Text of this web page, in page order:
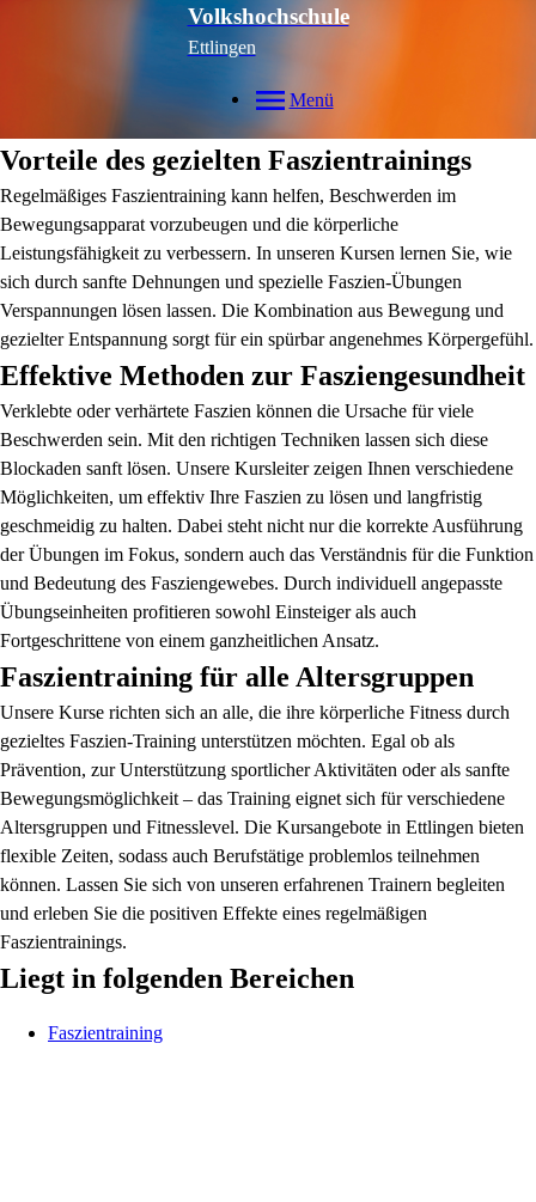
Volkshochschule
Ettlingen
Menü
Vorteile des gezielten Faszientrainings
Regelmäßiges Faszientraining kann helfen, Beschwerden im
Bewegungsapparat vorzubeugen und die körperliche
Leistungsfähigkeit zu verbessern. In unseren Kursen lernen Sie, wie
sich durch sanfte Dehnungen und spezielle Faszien-Übungen
Verspannungen lösen lassen. Die Kombination aus Bewegung und
gezielter Entspannung sorgt für ein spürbar angenehmes Körpergefühl.
Effektive Methoden zur Fasziengesundheit
Verklebte oder verhärtete Faszien können die Ursache für viele
Beschwerden sein. Mit den richtigen Techniken lassen sich diese
Blockaden sanft lösen. Unsere Kursleiter zeigen Ihnen verschiedene
Möglichkeiten, um effektiv Ihre Faszien zu lösen und langfristig
geschmeidig zu halten. Dabei steht nicht nur die korrekte Ausführung
der Übungen im Fokus, sondern auch das Verständnis für die Funktion
und Bedeutung des Fasziengewebes. Durch individuell angepasste
Übungseinheiten profitieren sowohl Einsteiger als auch
Fortgeschrittene von einem ganzheitlichen Ansatz.
Faszientraining für alle Altersgruppen
Unsere Kurse richten sich an alle, die ihre körperliche Fitness durch
gezieltes Faszien-Training unterstützen möchten. Egal ob als
Prävention, zur Unterstützung sportlicher Aktivitäten oder als sanfte
Bewegungsmöglichkeit – das Training eignet sich für verschiedene
Altersgruppen und Fitnesslevel. Die Kursangebote in Ettlingen bieten
flexible Zeiten, sodass auch Berufstätige problemlos teilnehmen
können. Lassen Sie sich von unseren erfahrenen Trainern begleiten
und erleben Sie die positiven Effekte eines regelmäßigen
Faszientrainings.
Liegt in folgenden Bereichen
Faszientraining